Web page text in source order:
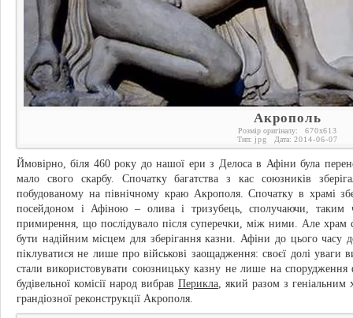
Акрополь
Розмір оригіналу: 670x613
Тип: jpg Дата: 2014-06-07
Ймовірно, біля 460 року до нашої ери з Делоса в Афіни була
мало свого скарбу. Спочатку багатства з кас союзників
побудованому на північному краю Акрополя. Спочатку в храмі
посейдоном і Афіною – олива і тризубець, сполучаючи, таким
примирення, що послідувало після суперечки, між ними. Але храм
бути надійним місцем для зберігання казни. Афіни до цього часу
піклуватися не лише про військові заощадження: своєї долі
стали використовувати союзницьку казну не лише на
будівельної комісії народ вибрав Перикла, який разом з геніальним
грандіозної реконструкції Акрополя.